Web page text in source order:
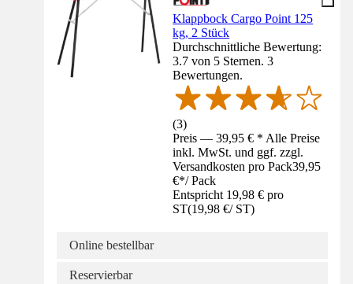
Klappbock Cargo Point 125
kg, 2 Stück
Durchschnittliche Bewertung:
3.7 von 5 Sternen. 3
Bewertungen.
(3)
Preis — 39,95 € * Alle Preise
inkl. MwSt. und ggf. zzgl.
Versandkosten pro Pack39,95
€*/ Pack
Entspricht 19,98 € pro
ST(19,98 €/ ST)
Online bestellbar
Reservierbar